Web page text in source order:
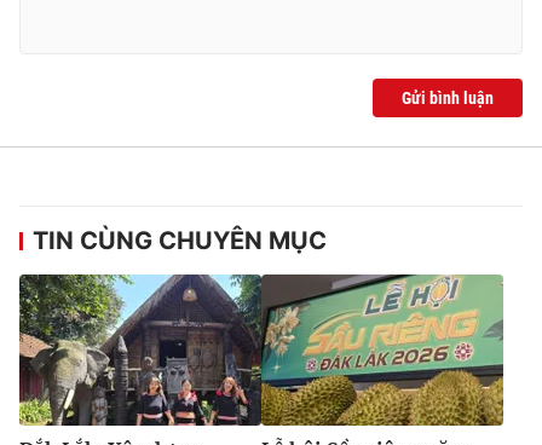
Gửi bình luận
TIN CÙNG CHUYÊN MỤC